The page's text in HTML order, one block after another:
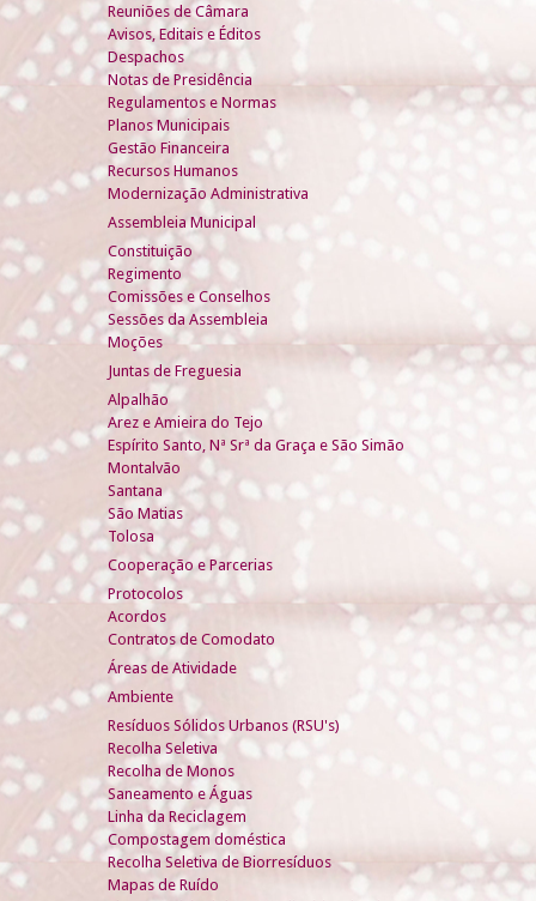
Reuniões de Câmara
Avisos, Editais e Éditos
Despachos
Notas de Presidência
Regulamentos e Normas
Planos Municipais
Gestão Financeira
Recursos Humanos
Modernização Administrativa
Assembleia Municipal
Constituição
Regimento
Comissões e Conselhos
Sessões da Assembleia
Moções
Juntas de Freguesia
Alpalhão
Arez e Amieira do Tejo
Espírito Santo, Nª Srª da Graça e São Simão
Montalvão
Santana
São Matias
Tolosa
Cooperação e Parcerias
Protocolos
Acordos
Contratos de Comodato
Áreas de Atividade
Ambiente
Resíduos Sólidos Urbanos (RSU's)
Recolha Seletiva
Recolha de Monos
Saneamento e Águas
Linha da Reciclagem
Compostagem doméstica
Recolha Seletiva de Biorresíduos
Mapas de Ruído